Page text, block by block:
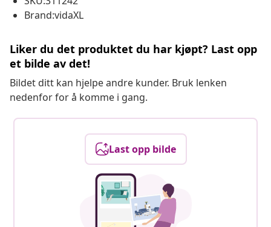
Brand:vidaXL
Liker du det produktet du har kjøpt? Last opp
et bilde av det!
Bildet ditt kan hjelpe andre kunder. Bruk lenken
nedenfor for å komme i gang.
Last opp bilde